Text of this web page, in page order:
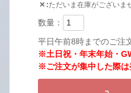
✕ ただいま在庫がございま
平日午前8時までのご注
※土日祝・年末年始・
※ご注文が集中した際は